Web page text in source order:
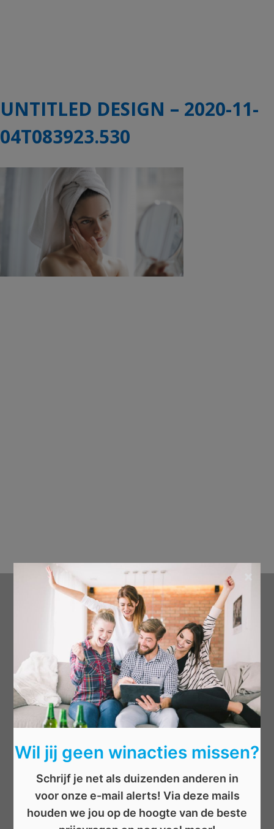
UNTITLED DESIGN – 2020-11-
04T083923.530
Categorieën
Boeken
Cadeau
Dieren
Elektronica
Eten/drinken
Geld
Kleding
Mannen
Overige
Wil jij geen winacties missen?
Schrijf je net als duizenden anderen in
voor onze e-mail alerts! Via deze mails
houden we jou op de hoogte van de beste